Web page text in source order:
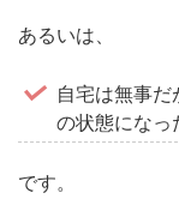
あるいは、
自宅は無事だ
の状態になっ
です。